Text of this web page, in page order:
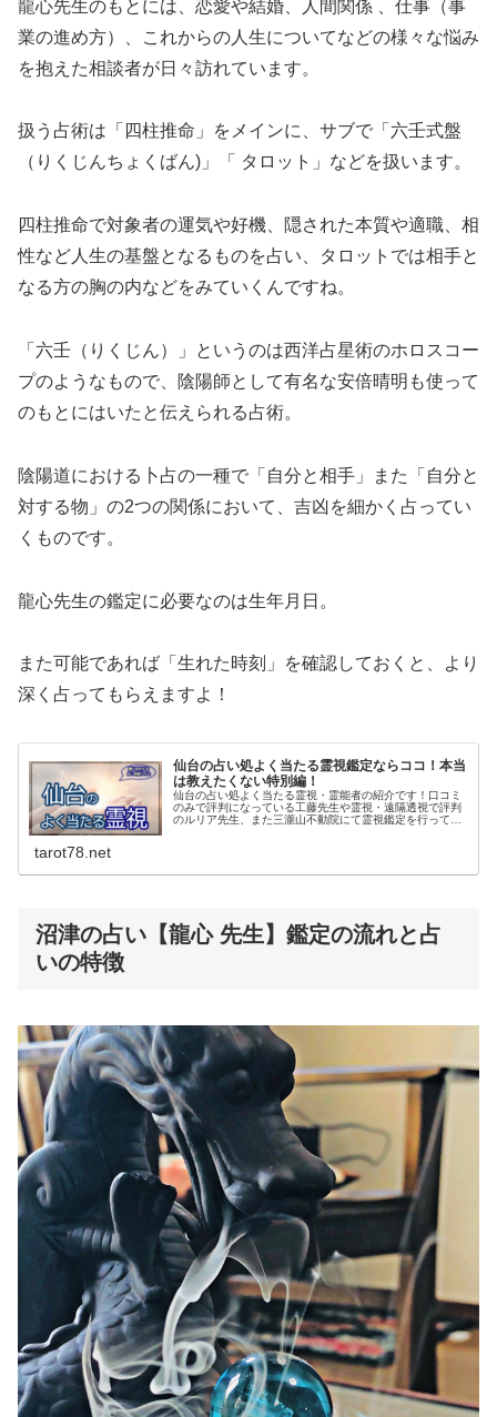
龍心先生のもとには、恋愛や結婚、人間関係 、仕事（事
業の進め方）、これからの人生についてなどの様々な悩み
を抱えた相談者が日々訪れています。
扱う占術は「四柱推命」をメインに、サブで「六壬式盤
（りくじんちょくばん)」「 タロット」などを扱います。
四柱推命で対象者の運気や好機、隠された本質や適職、相
性など人生の基盤となるものを占い、タロットでは相手と
なる方の胸の内などをみていくんですね。
「六壬（りくじん）」というのは西洋占星術のホロスコー
プのようなもので、陰陽師として有名な安倍晴明も使って
のもとにはいたと伝えられる占術。
陰陽道における卜占の一種で「自分と相手」また「自分と
対する物」の2つの関係において、吉凶を細かく占ってい
くものです。
龍心先生の鑑定に必要なのは生年月日。
また可能であれば「生れた時刻」を確認しておくと、より
深く占ってもらえますよ！
仙台の占い処よく当たる霊視鑑定ならココ！本当
は教えたくない特別編！
仙台の占い処よく当たる霊視・霊能者の紹介です！口コミ
のみで評判になっている工藤先生や霊視・遠隔透視で評判
のルリア先生、また三瀧山不動院にて霊視鑑定を行ってい
tarot78.net
沼津の占い【龍心 先生】鑑定の流れと占
いの特徴